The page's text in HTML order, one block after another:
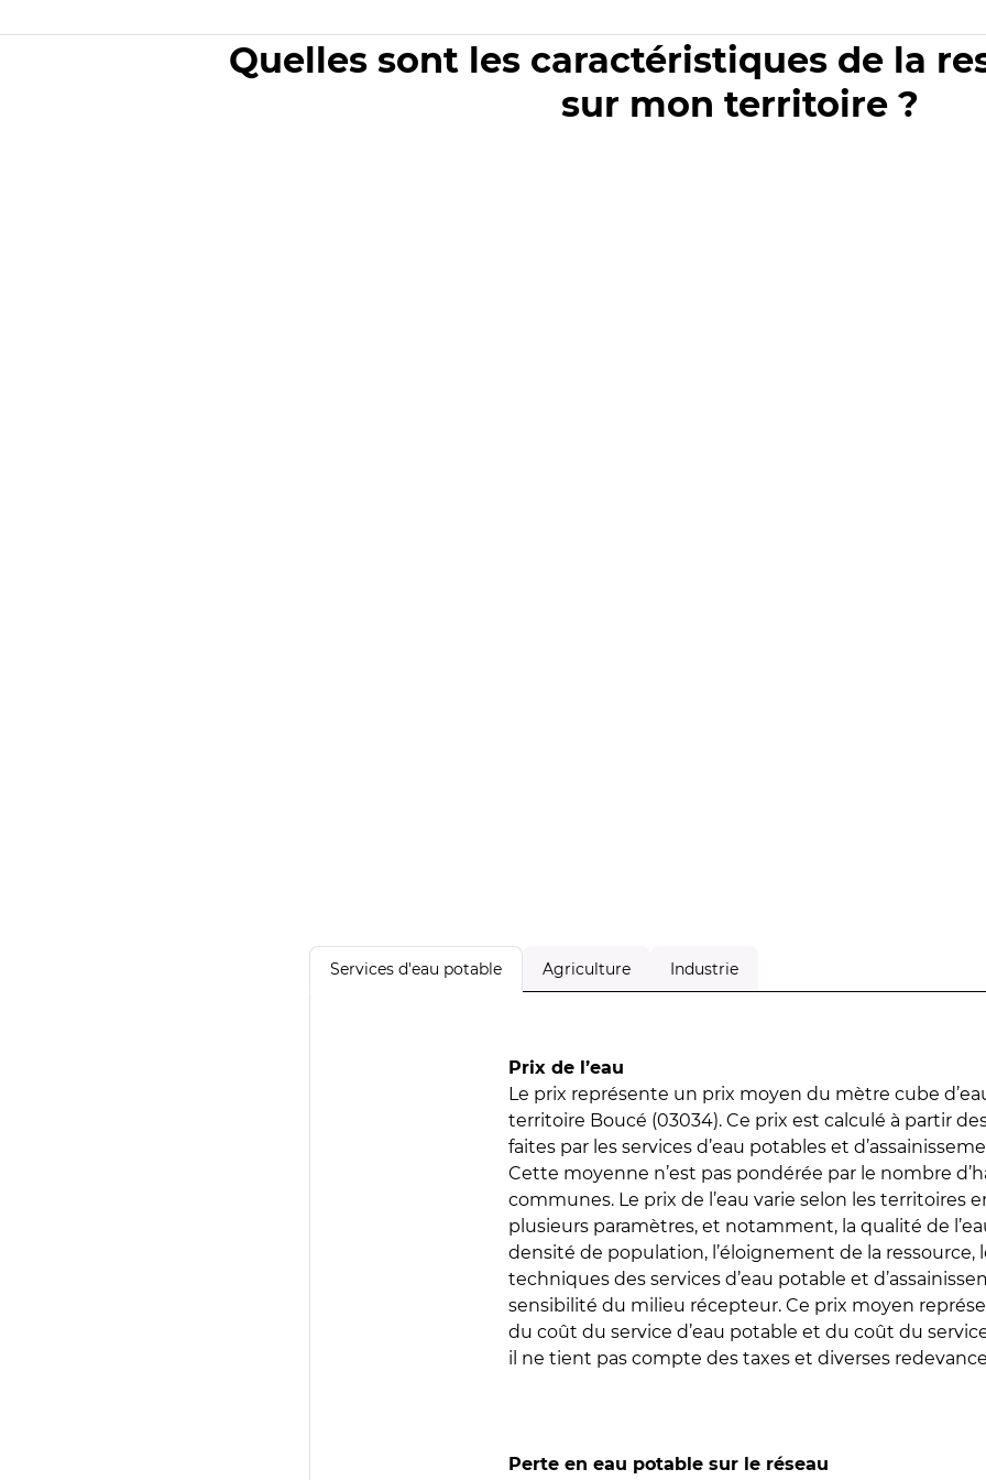
Quelles sont les caractéristiques de la
sur mon territoire ?
Services d'eau potable Agriculture Industrie
Prix de l’eau
Le prix représente un prix moyen du mètre cube
territoire Boucé (03034). Ce prix est calculé à partir
faites par les services d’eau potables et
Cette moyenne n’est pas pondérée par le nombre
communes. Le prix de l’eau varie selon les territoires
plusieurs paramètres, et notamment, la qualité de
densité de population, l’éloignement de la ressource,
techniques des services d’eau potable et
sensibilité du milieu récepteur. Ce prix moyen
du coût du service d’eau potable et du coût du
il ne tient pas compte des taxes et diverses
Perte en eau potable sur le réseau